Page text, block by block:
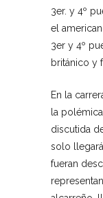
3er. y 4º
el
3er y 4º
británico y
En la
la
discutida
solo
fueran